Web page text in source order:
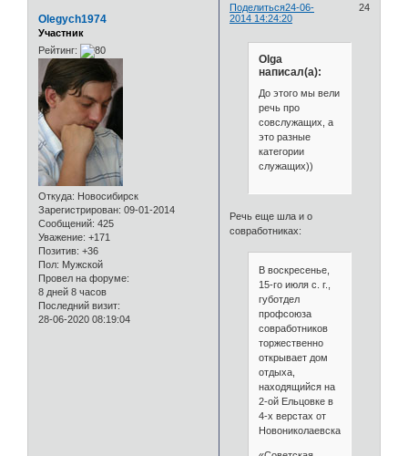
Поделиться 24
24-06-
2014 14:24:20
Olegych1974
Участник
Рейтинг:
Откуда: Новосибирск
Зарегистрирован: 09-01-2014
Сообщений: 425
Уважение: +171
Позитив: +36
Пол: Мужской
Провел на форуме:
8 дней 8 часов
Последний визит:
28-06-2020 08:19:04
Olga
написал(а):
До этого мы вели
речь про
совслужащих, а
это разные
категории
служащих))
Речь еще шла и о
совработниках:
В воскресенье,
15-го июля с. г.,
губотдел
профсоюза
совработников
торжественно
открывает дом
отдыха,
находящийся на
2-ой Ельцовке в
4-х верстах от
Новониколаевска.